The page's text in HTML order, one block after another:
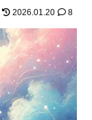
2026.01.20 8